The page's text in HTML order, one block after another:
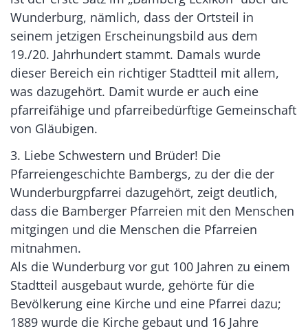
Wunderburg, nämlich, dass der Ortsteil in
seinem jetzigen Erscheinungsbild aus dem
19./20. Jahrhundert stammt. Damals wurde
dieser Bereich ein richtiger Stadtteil mit allem,
was dazugehört. Damit wurde er auch eine
pfarreifähige und pfarreibedürftige Gemeinschaft
von Gläubigen.
3. Liebe Schwestern und Brüder! Die
Pfarreiengeschichte Bambergs, zu der die der
Wunderburgpfarrei dazugehört, zeigt deutlich,
dass die Bamberger Pfarreien mit den Menschen
mitgingen und die Menschen die Pfarreien
mitnahmen.
Als die Wunderburg vor gut 100 Jahren zu einem
Stadtteil ausgebaut wurde, gehörte für die
Bevölkerung eine Kirche und eine Pfarrei dazu;
1889 wurde die Kirche gebaut und 16 Jahre